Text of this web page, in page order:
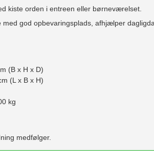
kiste orden i entreen eller børneværelset.
med god opbevaringsplads, afhjælper
(B x H x D)
(L x B x H)
kg
medfølger.